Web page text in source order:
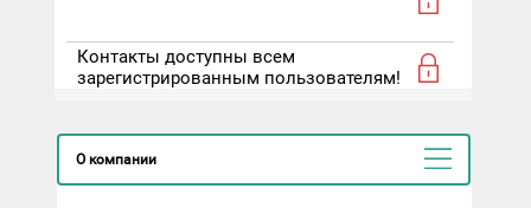
Контакты доступны всем
зарегистрированным пользователям!
О компании